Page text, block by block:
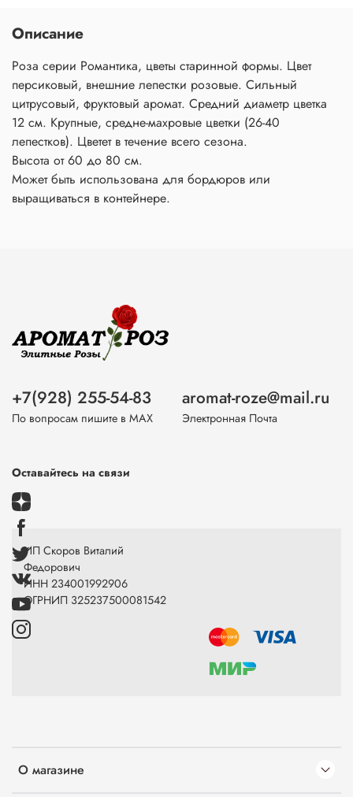
Описание
Роза серии Романтика, цветы старинной формы. Цвет
персиковый, внешние лепестки розовые. Сильный
цитрусовый, фруктовый аромат. Средний диаметр цветка
12 см. Крупные, средне-махровые цветки (26-40
лепестков). Цветет в течение всего сезона.
Высота от 60 до 80 см.
Может быть использована для бордюров или
выращиваться в контейнере.
О магазине
+7(928) 255-54-83
По вопросам пишите в МАХ
aromat-roze@mail.ru
Электронная Почта
Оставайтесь на связи
ИП Скоров Виталий
Федорович
ИНН 234001992906
ОГРНИП 325237500081542